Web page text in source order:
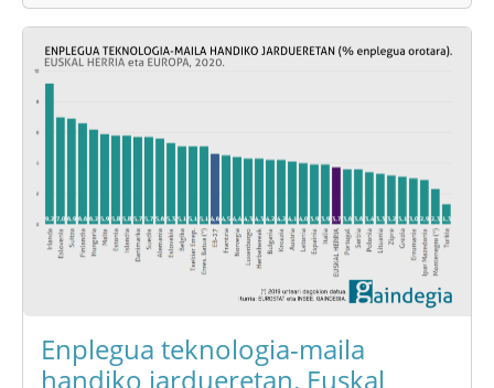
Enplegua teknologia-maila
handiko jardueretan. Euskal